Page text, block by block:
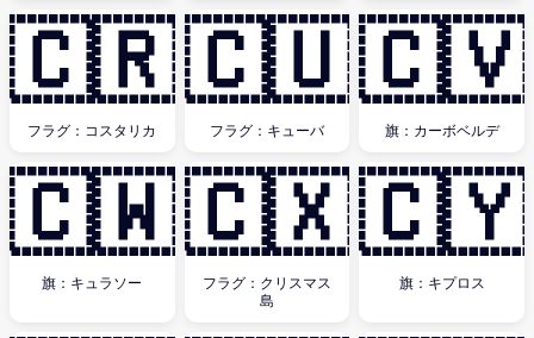
🇨🇷
フラグ：コスタリカ
🇨🇺
フラグ：キューバ
🇨🇻
旗：カーボベルデ
🇨🇼
旗：キュラソー
🇨🇽
フラグ：クリスマス
島
🇨🇾
旗：キプロス